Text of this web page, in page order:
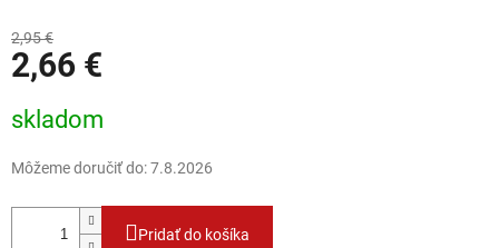
2,95 €
2,66 €
skladom
Môžeme doručiť do:7.8.2026
Pridať do košíka